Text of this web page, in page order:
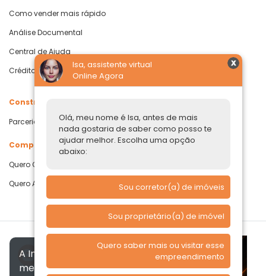
Isa, assistente virtual
Online Agora
Olá, meu nome é Isa, antes de mais
nada gostaria de saber como posso te
ajudar melhor. Escolha uma opção
abaixo:
Sou corretor(a) de imóveis
Sou proprietário(a) de imóvel
Quero saber mais ou visitar esse
empreendimento
Como vender mais rápido
Análise Documental
Central de Ajuda
Crédito com Garantia de Imóvel
Construtoras
Parcerias Imobiliárias
Comprar ou alugar
Quero Comprar
Quero Alugar
A Imóvelp utiliza cookies para
melhorar a sua experiência, de